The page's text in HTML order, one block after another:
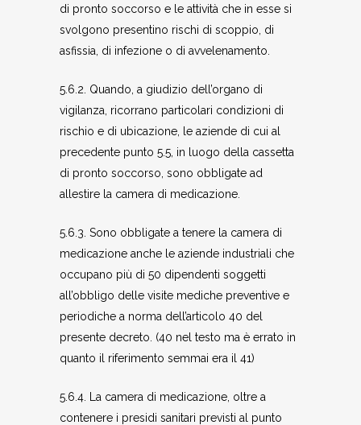
di pronto soccorso e le attività che in esse si
svolgono presentino rischi di scoppio, di
asfissia, di infezione o di avvelenamento.
5.6.2. Quando, a giudizio dell’organo di
vigilanza, ricorrano particolari condizioni di
rischio e di ubicazione, le aziende di cui al
precedente punto 5.5, in luogo della cassetta
di pronto soccorso, sono obbligate ad
allestire la camera di medicazione.
5.6.3. Sono obbligate a tenere la camera di
medicazione anche le aziende industriali che
occupano più di 50 dipendenti soggetti
all’obbligo delle visite mediche preventive e
periodiche a norma dell’articolo 40 del
presente decreto. (40 nel testo ma è errato in
quanto il riferimento semmai era il 41)
5.6.4. La camera di medicazione, oltre a
contenere i presidi sanitari previsti al punto